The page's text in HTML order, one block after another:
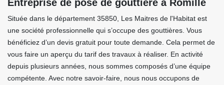
Entreprise de pose de gouttière à Romille
Située dans le département 35850, Les Maitres de l'Habitat est
une société professionnelle qui s’occupe des gouttières. Vous
bénéficiez d’un devis gratuit pour toute demande. Cela permet de
vous faire un aperçu du tarif des travaux à réaliser. En activité
depuis plusieurs années, nous sommes composés d’une équipe
compétente. Avec notre savoir-faire, nous nous occupons de